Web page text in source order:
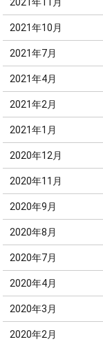
2021年10月
2021年7月
2021年4月
2021年2月
2021年1月
2020年12月
2020年11月
2020年9月
2020年8月
2020年7月
2020年4月
2020年3月
2020年2月